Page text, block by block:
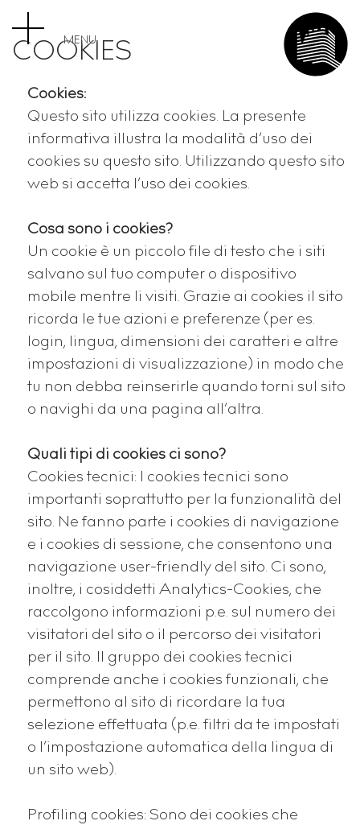
MENU
COOKIES
Cookies:
Questo sito utilizza cookies. La presente
informativa illustra la modalità d’uso dei
cookies su questo sito. Utilizzando questo sito
web si accetta l’uso dei cookies.
Cosa sono i cookies?
Un cookie è un piccolo file di testo che i siti
salvano sul tuo computer o dispositivo
mobile mentre li visiti. Grazie ai cookies il sito
ricorda le tue azioni e preferenze (per es.
login, lingua, dimensioni dei caratteri e altre
impostazioni di visualizzazione) in modo che
tu non debba reinserirle quando torni sul sito
o navighi da una pagina all’altra.
Quali tipi di cookies ci sono?
Cookies tecnici: I cookies tecnici sono
importanti soprattutto per la funzionalità del
sito. Ne fanno parte i cookies di navigazione
e i cookies di sessione, che consentono una
navigazione user-friendly del sito. Ci sono,
inoltre, i cosiddetti Analytics-Cookies, che
raccolgono informazioni p.e. sul numero dei
visitatori del sito o il percorso dei visitatori
per il sito. Il gruppo dei cookies tecnici
comprende anche i cookies funzionali, che
permettono al sito di ricordare la tua
selezione effettuata (p.e. filtri da te impostati
o l’impostazione automatica della lingua di
un sito web).
Profiling cookies: Sono dei cookies che